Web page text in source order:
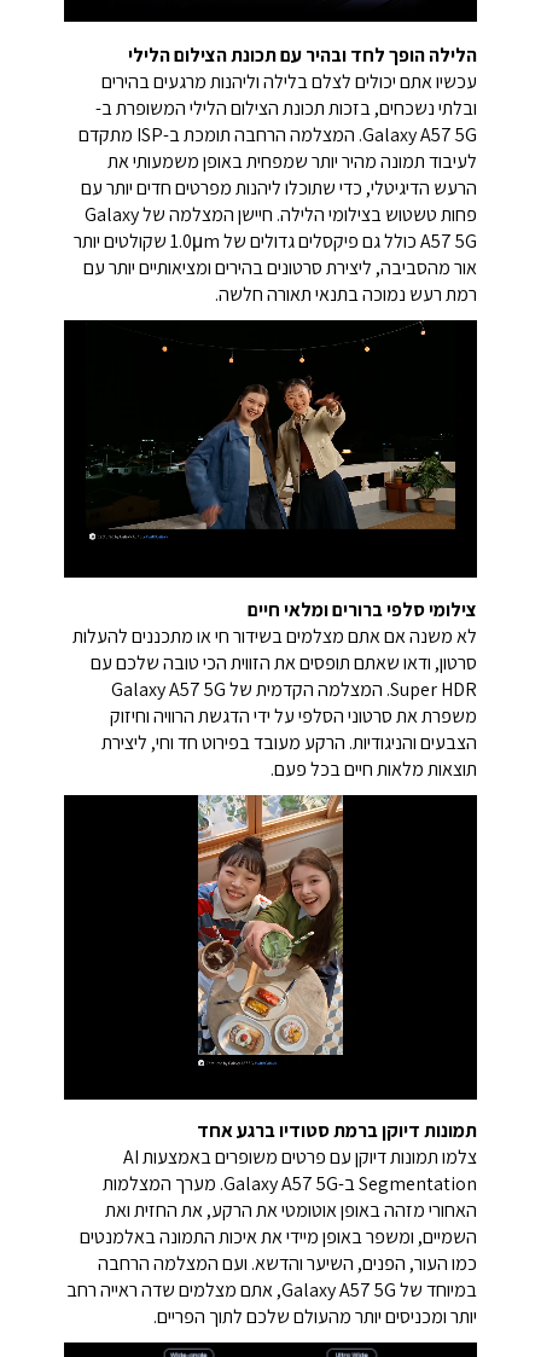
הלילה הופך לחד ובהיר עם תכונת הצילום הלילי
עכשיו אתם יכולים לצלם בלילה וליהנות מרגעים בהירים
ובלתי נשכחים, בזכות תכונת הצילום הלילי המשופרת ב-
Galaxy A57 5G. המצלמה הרחבה תומכת ב-ISP מתקדם
לעיבוד תמונה מהיר יותר שמפחית באופן משמעותי את
הרעש הדיגיטלי, כדי שתוכלו ליהנות מפרטים חדים יותר עם
פחות טשטוש בצילומי הלילה. חיישן המצלמה של Galaxy
A57 5G כולל גם פיקסלים גדולים של 1.0μm שקולטים יותר
אור מהסביבה, ליצירת סרטונים בהירים ומציאותיים יותר עם
רמת רעש נמוכה בתנאי תאורה חלשה.
צילומי סלפי ברורים ומלאי חיים
לא משנה אם אתם מצלמים בשידור חי או מתכננים להעלות
סרטון, ודאו שאתם תופסים את הזווית הכי טובה שלכם עם
Super HDR. המצלמה הקדמית של Galaxy A57 5G
משפרת את סרטוני הסלפי על ידי הדגשת הרוויה וחיזוק
הצבעים והניגודיות. הרקע מעובד בפירוט חד וחי, ליצירת
תוצאות מלאות חיים בכל פעם.
תמונות דיוקן ברמת סטודיו ברגע אחד
צלמו תמונות דיוקן עם פרטים משופרים באמצעות AI
Segmentation ב-Galaxy A57 5G. מערך המצלמות
האחורי מזהה באופן אוטומטי את הרקע, את החזית ואת
השמיים, ומשפר באופן מיידי את איכות התמונה באלמנטים
כמו העור, הפנים, השיער והדשא. ועם המצלמה הרחבה
במיוחד של Galaxy A57 5G, אתם מצלמים שדה ראייה רחב
יותר ומכניסים יותר מהעולם שלכם לתוך הפריים.